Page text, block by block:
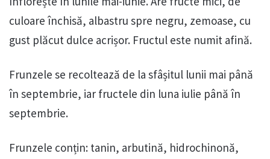
culoare închisă, albastru spre negru, zemoase, cu
gust plăcut dulce acrișor. Fructul este numit afină.
Frunzele se recoltează de la sfâșitul lunii mai până
în septembrie, iar fructele din luna iulie până în
septembrie.
Frunzele conțin: tanin, arbutină, hidrochinonă,